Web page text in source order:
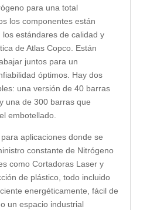
para una total
los componentes están
estándares de calidad y
de Atlas Copco. Están
juntos para un
óptimos. Hay dos
una versión de 40 barras
una de 300 barras que
embotellado.
aplicaciones donde se
constante de Nitrógeno
como Cortadoras Laser y
de plástico, todo incluido
energéticamente, fácil de
un espacio industrial